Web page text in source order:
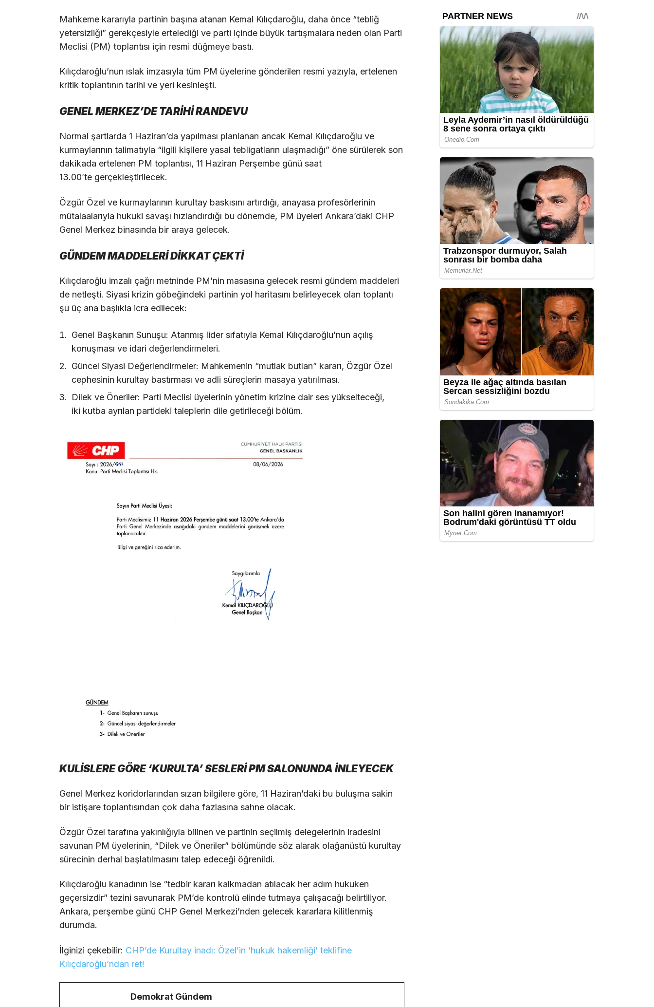
Mahkeme kararıyla partinin başına atanan Kemal Kılıçdaroğlu, daha önce “tebliğ
yetersizliği” gerekçesiyle ertelediği ve parti içinde büyük tartışmalara neden olan Parti
Meclisi (PM) toplantısı için resmi düğmeye bastı.
Kılıçdaroğlu’nun ıslak imzasıyla tüm PM üyelerine gönderilen resmi yazıyla, ertelenen
kritik toplantının tarihi ve yeri kesinleşti.
GENEL MERKEZ’DE TARİHİ RANDEVU
Normal şartlarda 1 Haziran’da yapılması planlanan ancak Kemal Kılıçdaroğlu ve
kurmaylarının talimatıyla “ilgili kişilere yasal tebligatların ulaşmadığı” öne sürülerek son
dakikada ertelenen PM toplantısı, 11 Haziran Perşembe günü saat
13.00’te gerçekleştirilecek.
Özgür Özel ve kurmaylarının kurultay baskısını artırdığı, anayasa profesörlerinin
mütalaalarıyla hukuki savaşı hızlandırdığı bu dönemde, PM üyeleri Ankara’daki CHP
Genel Merkez binasında bir araya gelecek.
GÜNDEM MADDELERİ DİKKAT ÇEKTİ
Kılıçdaroğlu imzalı çağrı metninde PM’nin masasına gelecek resmi gündem maddeleri
de netleşti. Siyasi krizin göbeğindeki partinin yol haritasını belirleyecek olan toplantı
şu üç ana başlıkla icra edilecek:
Genel Başkanın Sunuşu: Atanmış lider sıfatıyla Kemal Kılıçdaroğlu’nun açılış
konuşması ve idari değerlendirmeleri.
Güncel Siyasi Değerlendirmeler: Mahkemenin “mutlak butlan” kararı, Özgür Özel
cephesinin kurultay bastırması ve adli süreçlerin masaya yatırılması.
Dilek ve Öneriler: Parti Meclisi üyelerinin yönetim krizine dair ses yükselteceği,
iki kutba ayrılan partideki taleplerin dile getirileceği bölüm.
KULİSLERE GÖRE ‘KURULTA’ SESLERİ PM SALONUNDA İNLEYECEK
Genel Merkez koridorlarından sızan bilgilere göre, 11 Haziran’daki bu buluşma sakin
bir istişare toplantısından çok daha fazlasına sahne olacak.
Özgür Özel tarafına yakınlığıyla bilinen ve partinin seçilmiş delegelerinin iradesini
savunan PM üyelerinin, “Dilek ve Öneriler” bölümünde söz alarak olağanüstü kurultay
sürecinin derhal başlatılmasını talep edeceği öğrenildi.
Kılıçdaroğlu kanadının ise “tedbir kararı kalkmadan atılacak her adım hukuken
geçersizdir” tezini savunarak PM’de kontrolü elinde tutmaya çalışacağı belirtiliyor.
Ankara, perşembe günü CHP Genel Merkezi’nden gelecek kararlara kilitlenmiş
durumda.
İlginizi çekebilir: CHP’de Kurultay inadı: Özel’in ‘hukuk hakemliği’ teklifine
Kılıçdaroğlu’ndan ret!
Demokrat Gündem